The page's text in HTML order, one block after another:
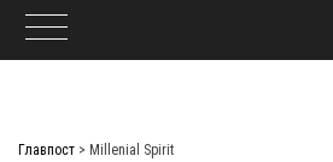
Главпост > Millenial Spirit